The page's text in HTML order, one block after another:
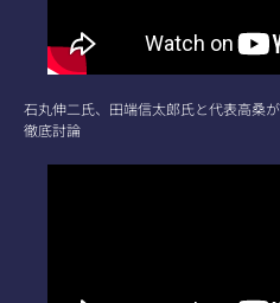
石丸伸二氏、田端信太郎氏と代表高桑
徹底討論